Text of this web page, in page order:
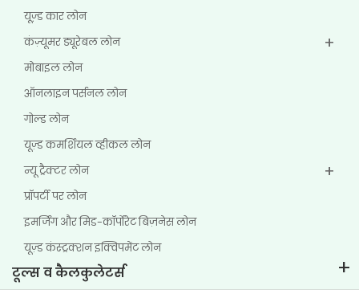
यूज्‍़ड कार लोन
कंज़्यूमर ड्यूरेबल लोन
मोबाइल लोन
ऑनलाइन पर्सनल लोन
गोल्ड लोन
यूज़्ड कमर्शियल व्हीकल लोन
न्यू ट्रैक्टर लोन
प्रॉपर्टी पर लोन
इमर्जिंग और मिड-कॉर्पोरेट बिज़नेस लोन
यूज़्ड कंस्ट्रक्शन इक्विपमेंट लोन
टूल्स व कैलकुलेटर्स